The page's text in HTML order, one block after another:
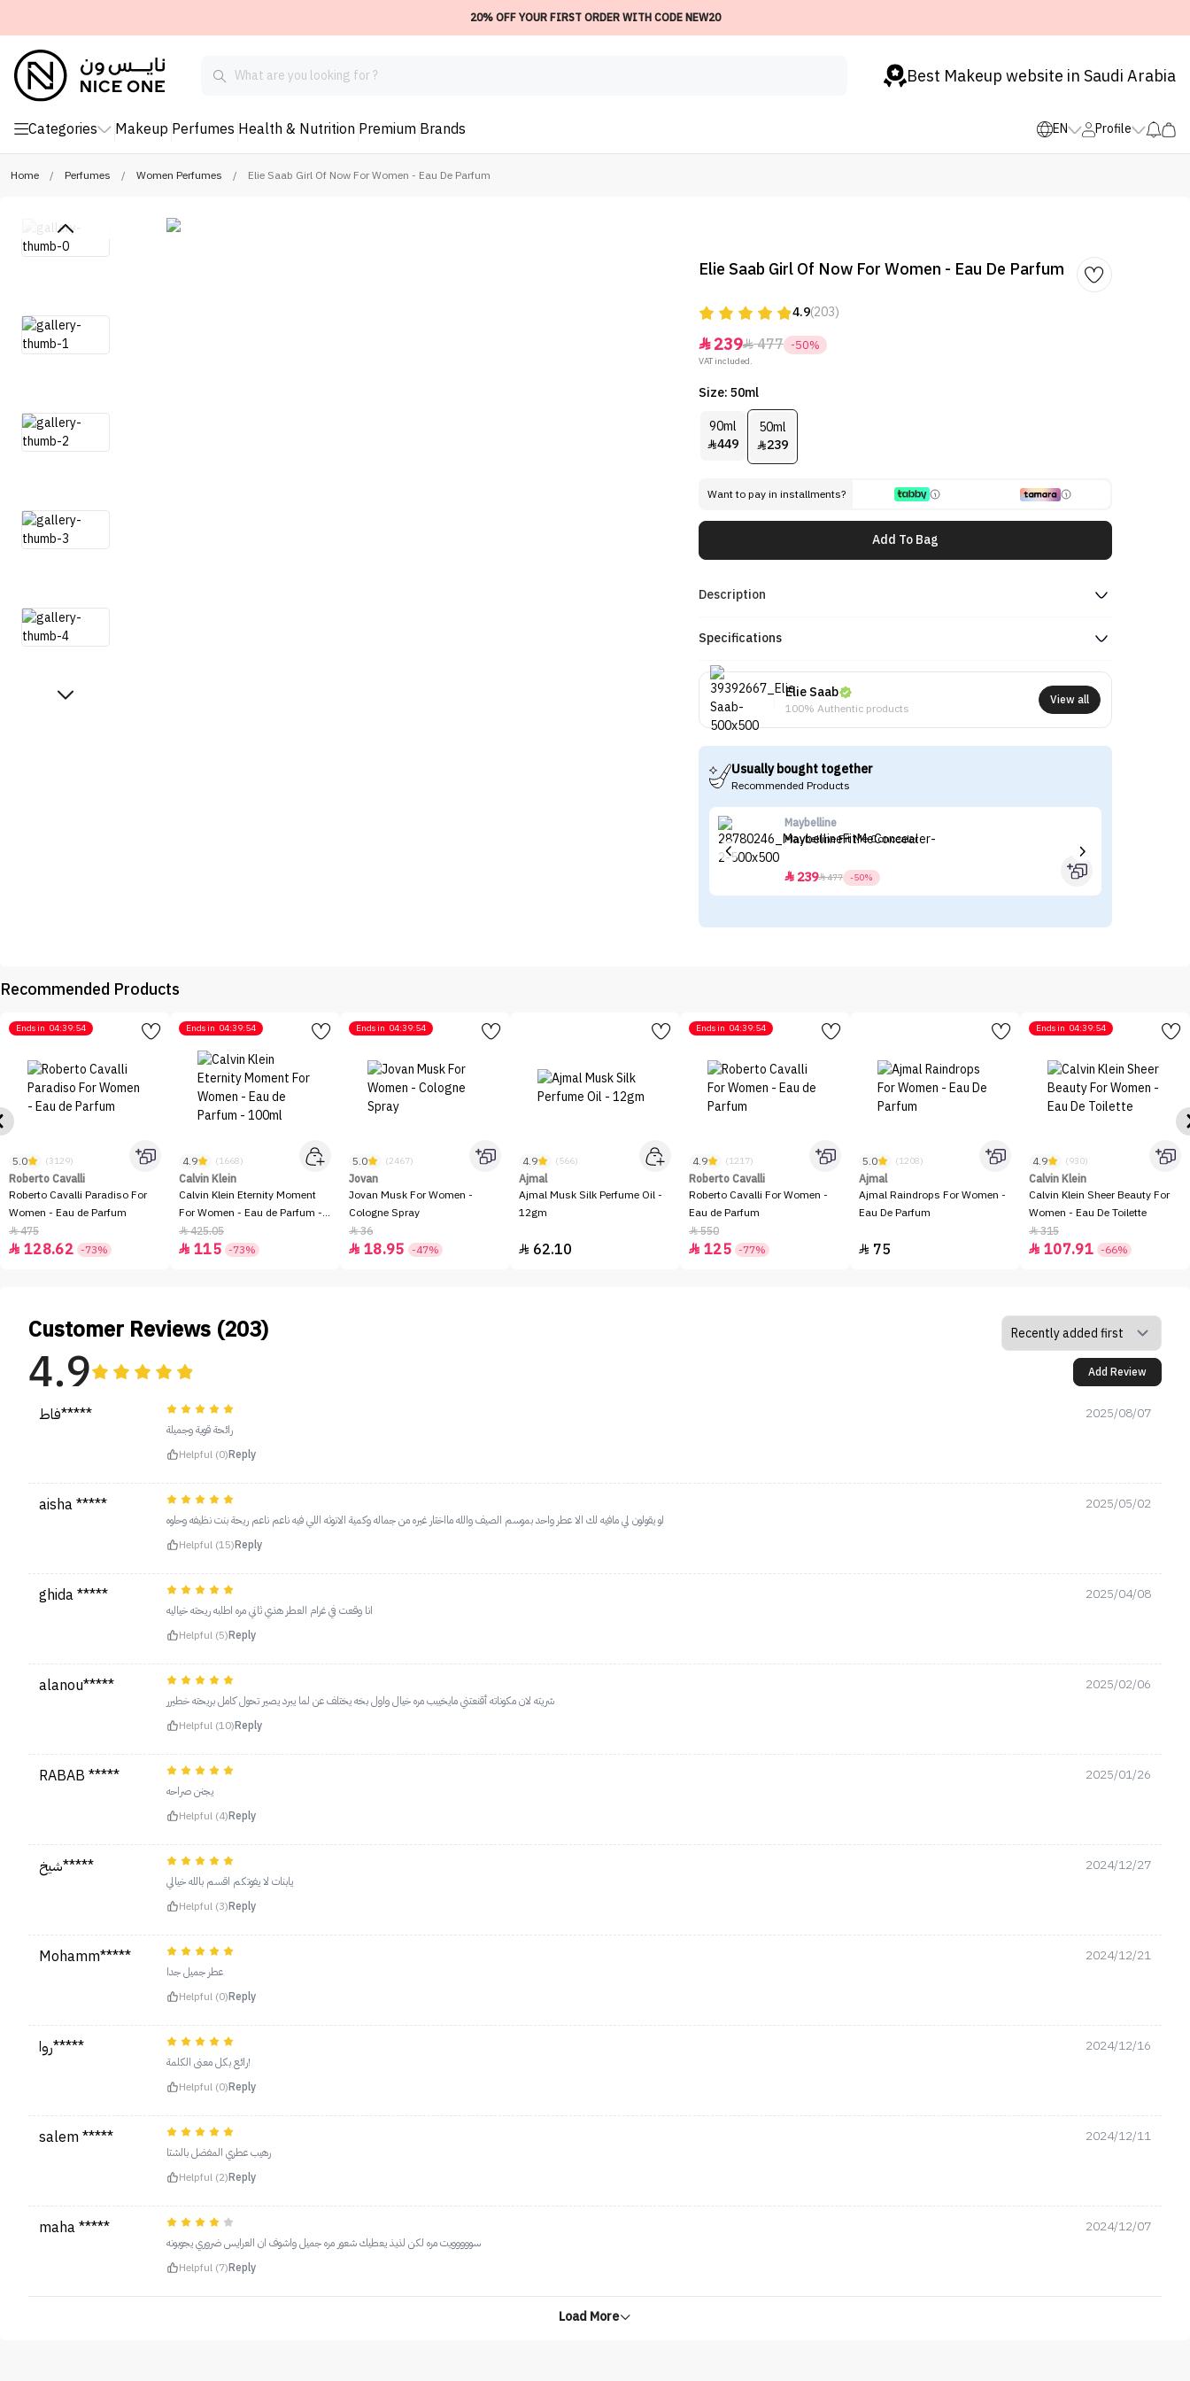
20% OFF YOUR FIRST ORDER WITH CODE NEW20
Best Makeup website in Saudi Arabia
Categories Makeup Perfumes Health & Nutrition Premium Brands EN Profile
Home / Perfumes / Women Perfumes / Elie Saab Girl Of Now For Women - Eau De Parfum
Elie Saab Girl Of Now For Women - Eau De Parfum
4.9(203)
239477 -50%
VAT included.
Size: 50ml
90ml
449
50ml
239
Want to pay in installments?
Add To Bag
Description
Specifications
Elie Saab
100% Authentic products
View all
Usually bought together
Recommended Products
Maybelline
Maybelline Fit Me Concealer
239477 -50%
Recommended Products
Ends in 04:39:54
5.0 (3129)
Roberto Cavalli
Roberto Cavalli Paradiso For
Women - Eau de Parfum
475
 128.62 -73%
Ends in 04:39:54
4.9 (1668)
Calvin Klein
Calvin Klein Eternity Moment
For Women - Eau de Parfum -
100ml
425.05
 115 -73%
Ends in 04:39:54
5.0 (2467)
Jovan
Jovan Musk For Women -
Cologne Spray
36
 18.95 -47%
4.9 (566)
Ajmal
Ajmal Musk Silk Perfume Oil -
12gm
 62.10
Ends in 04:39:54
4.9 (1217)
Roberto Cavalli
Roberto Cavalli For Women -
Eau de Parfum
550
 125 -77%
5.0 (1208)
Ajmal
Ajmal Raindrops For Women -
Eau De Parfum
 75
Ends in 04:39:54
4.9 (930)
Calvin Klein
Calvin Klein Sheer Beauty For
Women - Eau De Toilette
315
 107.91 -66%
Customer Reviews (203)
4.9 Add Review
فاط***** 2025/08/07
رائحة قوية وجميلة
Helpful (0)Reply
aisha ***** 2025/05/02
لو يقولون لي مافيه لك الا عطر واحد بموسم الصيف والله مااختار غيره من جماله وكمية الانوثه اللي فيه ناعم ناعم ريحة بنت نظيفه وحلوه
Helpful (15)Reply
ghida ***** 2025/04/08
انا وقعت في غرام العطر هذي ثاني مره اطلبه ريحته خياليه
Helpful (5)Reply
alanou***** 2025/02/06
شريته لان مكوناته أقنعتني مايخيبب مره خيال واول بخه يختلف عن لما يبرد يصير تحول كامل بريحته خطيرر
Helpful (10)Reply
RABAB ***** 2025/01/26
يجنن صراحه
Helpful (4)Reply
شيخ***** 2024/12/27
يابنات لا يفوتكم اقسم بالله خيالي
Helpful (3)Reply
Mohamm***** 2024/12/21
عطر جميل جدا
Helpful (0)Reply
روا***** 2024/12/16
رائع بكل معنى الكلمة!
Helpful (0)Reply
salem ***** 2024/12/11
رهيب عطري المفضل بالشتا
Helpful (2)Reply
maha ***** 2024/12/07
سووووويت مره لكن لذيذ يعطيك شعور مره جميل واشوف ان العرايس ضروري يجوبونه
Helpful (7)Reply
Load More